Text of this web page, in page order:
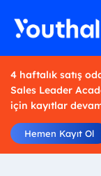
4 haftalık satış
Sales Leader
için kayıtlar
Hemen Kayıt Ol